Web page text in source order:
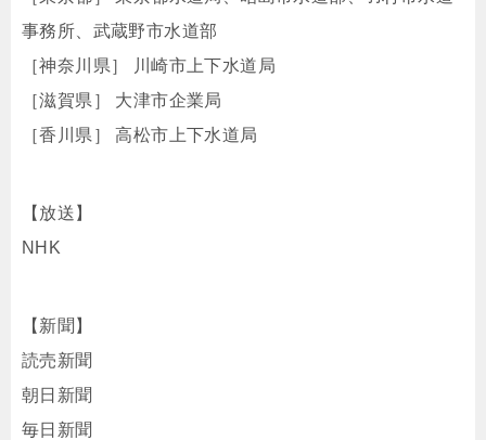
事務所、武蔵野市水道部
［神奈川県］ 川崎市上下水道局
［滋賀県］ 大津市企業局
［香川県］ 高松市上下水道局
【放送】
NHK
【新聞】
読売新聞
朝日新聞
毎日新聞